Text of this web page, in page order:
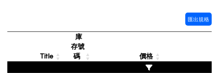
匯出規格
Title
庫
存號
碼
價格